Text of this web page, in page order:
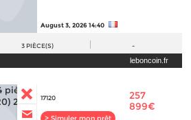
August 3, 2026 14:40
3 PIÈCE(S) -
leboncoin.fr
17120
257
899€